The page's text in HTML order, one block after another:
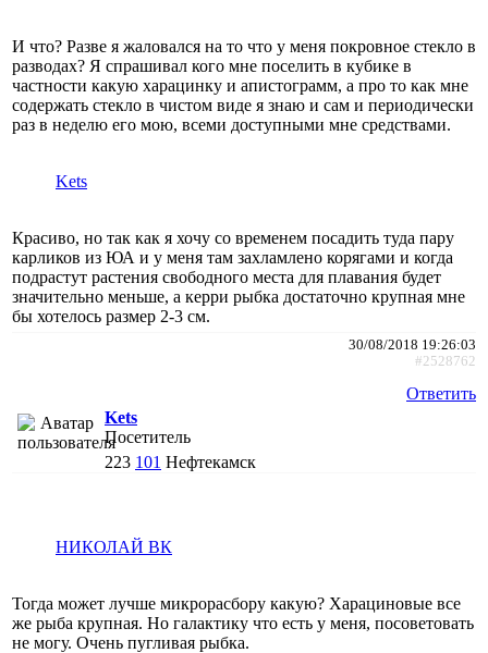
И что? Разве я жаловался на то что у меня покровное стекло в
разводах? Я спрашивал кого мне поселить в кубике в
частности какую харацинку и апистограмм, а про то как мне
содержать стекло в чистом виде я знаю и сам и периодически
раз в неделю его мою, всеми доступными мне средствами.
Kets
Красиво, но так как я хочу со временем посадить туда пару
карликов из ЮА и у меня там захламлено корягами и когда
подрастут растения свободного места для плавания будет
значительно меньше, а керри рыбка достаточно крупная мне
бы хотелось размер 2-3 см.
30/08/2018 19:26:03
#2528762
Ответить
Kets
Посетитель
223 101 Нефтекамск
НИКОЛАЙ ВК
Тогда может лучше микрорасбору какую? Харациновые все
же рыба крупная. Но галактику что есть у меня, посоветовать
не могу. Очень пугливая рыбка.